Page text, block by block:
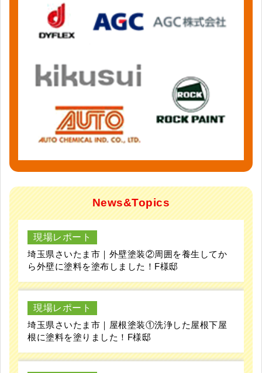
News&Topics
現場レポート
埼玉県さいたま市｜外壁塗装②周囲を養生してか
ら外壁に塗料を塗布しました！F様邸
現場レポート
埼玉県さいたま市｜屋根塗装①洗浄した屋根下屋
根に塗料を塗りました！F様邸